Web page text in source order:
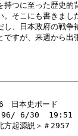
に至った歴史的
。そこにも書きまし
し、日本政府の戦
が、来週から出
日本史ボード
96/ 6/30
北方起源説＞＃